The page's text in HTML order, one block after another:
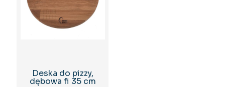
Deska do pizzy,
dębowa fi 35 cm